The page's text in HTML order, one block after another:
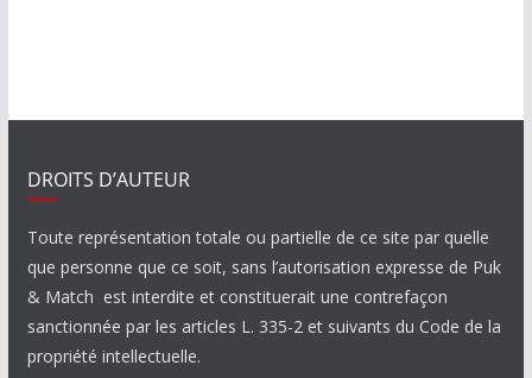
DROITS D’AUTEUR
Toute représentation totale ou partielle de ce site par quelle
que personne que ce soit, sans l’autorisation expresse de Puk
& Match est interdite et constituerait une contrefaçon
sanctionnée par les articles L. 335-2 et suivants du Code de la
propriété intellectuelle.